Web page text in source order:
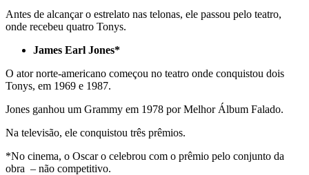
Antes de alcançar o estrelato nas telonas, ele passou pelo teatro,
onde recebeu quatro Tonys.
James Earl Jones*
O ator norte-americano começou no teatro onde conquistou dois
Tonys, em 1969 e 1987.
Jones ganhou um Grammy em 1978 por Melhor Álbum Falado.
Na televisão, ele conquistou três prêmios.
*No cinema, o Oscar o celebrou com o prêmio pelo conjunto da
obra – não competitivo.